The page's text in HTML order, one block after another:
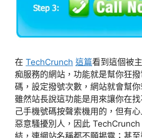
在 TechCrunch 這篇看到這個被
痴服務的網站，功能就是幫你狂
碼，設定撥號次數，網站就會幫你
雖然站長說這功能是用來讓你在
己手機號碼按聲索機用的，但有
惡意騷擾別人，因此